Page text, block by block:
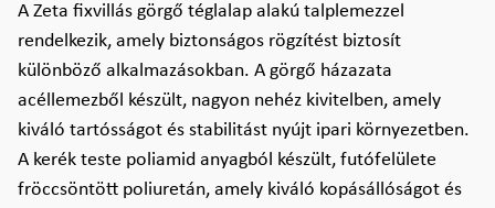
A Zeta fixvillás görgő téglalap alakú talplemezzel
rendelkezik, amely biztonságos rögzítést biztosít
különböző alkalmazásokban. A görgő házazata
acéllemezből készült, nagyon nehéz kivitelben, amely
kiváló tartósságot és stabilitást nyújt ipari környezetben.
A kerék teste poliamid anyagból készült, futófelülete
fröccsöntött poliuretán, amely kiváló kopásállóságot és